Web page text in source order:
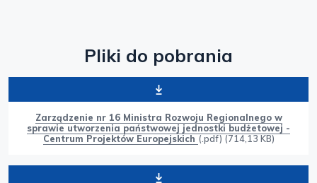
Pliki do pobrania
Zarządzenie nr 16 Ministra Rozwoju Regionalnego w
sprawie utworzenia państwowej jednostki budżetowej -
Centrum Projektów Europejskich (.pdf) (714,13 KB)